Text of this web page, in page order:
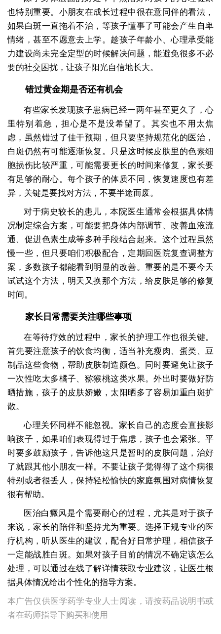
也特别重要。小朋友在成长过程中很在意同伴的看法，
如果白斑一直拖着不治，等孩子懂事了可能会产生自卑
情绪，甚至不愿意去上学。趁孩子年龄小、心理承受能
力建设尚未完全定型的时候解决问题，能避免很多不必
要的社交困扰，让孩子阳光自信地长大。
错过黄金期是否还有机会
有些家长发现孩子患病已经一两年甚至更久了，心
里特别着急，担心是不是没希望了。其实也不用太焦
虑，虽然错过了佳干预期，但只要坚持规范化的医治，
白斑仍然有可能逐渐恢复。只是这时候皮肤里的色素细
胞损伤比较严重，可能需要更长的时间来修复，家长要
有足够的耐心。每个孩子的体质不同，恢复速度也有差
异，关键是要找对方法，不要半途而废。
对于病史较长的患儿，本院医生通常会根据具体情
况制定综合方案，可能要把身体内部调节、改善血液流
通、促进色素生成等多种手段结合起来。这个过程虽然
慢一些，但只要咱们积极配合，定期回医院复查调整方
案，多数孩子都能看到明显的改善。重要的是不要今天
试试这个方法，明天又换那个方法，给皮肤足够的修复
时间。
家长日常需要关注哪些事项
在等待疗效的过程中，家长的护理工作也很关键。
首先要注意孩子的饮食均衡，适当补充瘦肉、蛋类、豆
制品这些食物，帮助皮肤制造颜色。同时要避免让孩子
一次性吃太多橘子、猕猴桃这类水果。外出时要做好防
晒措施，孩子的皮肤娇嫩，太阳晒多了容易加重白斑扩
散。
心理关怀同样不能忽视。家长自己的态度会直接影
响孩子，如果咱们表现得过于焦虑，孩子也会紧张。平
时要多鼓励孩子，告诉他这只是暂时的皮肤问题，治好
了就跟其他小朋友一样。不要让孩子觉得得了这个病很
特别或者很丢人，保持轻松愉快的家庭氛围对病情恢复
很有帮助。
医治白癜风是个需要耐心的过程，尤其是对于孩子
来说，家长的陪伴和坚持尤为重要。选择正规专业的医
疗机构，听从医生的建议，配合好日常护理，相信孩子
一定能战胜白斑。如果对孩子目前的情况不确定该怎么
处理，可以通过在线了解详情获取专业建议，让医生根
据具体情况给出个性化的指导方案。
本广告仅供医学药学专业人士阅读，请按药品说明书或
者在药师指导下购买和使用